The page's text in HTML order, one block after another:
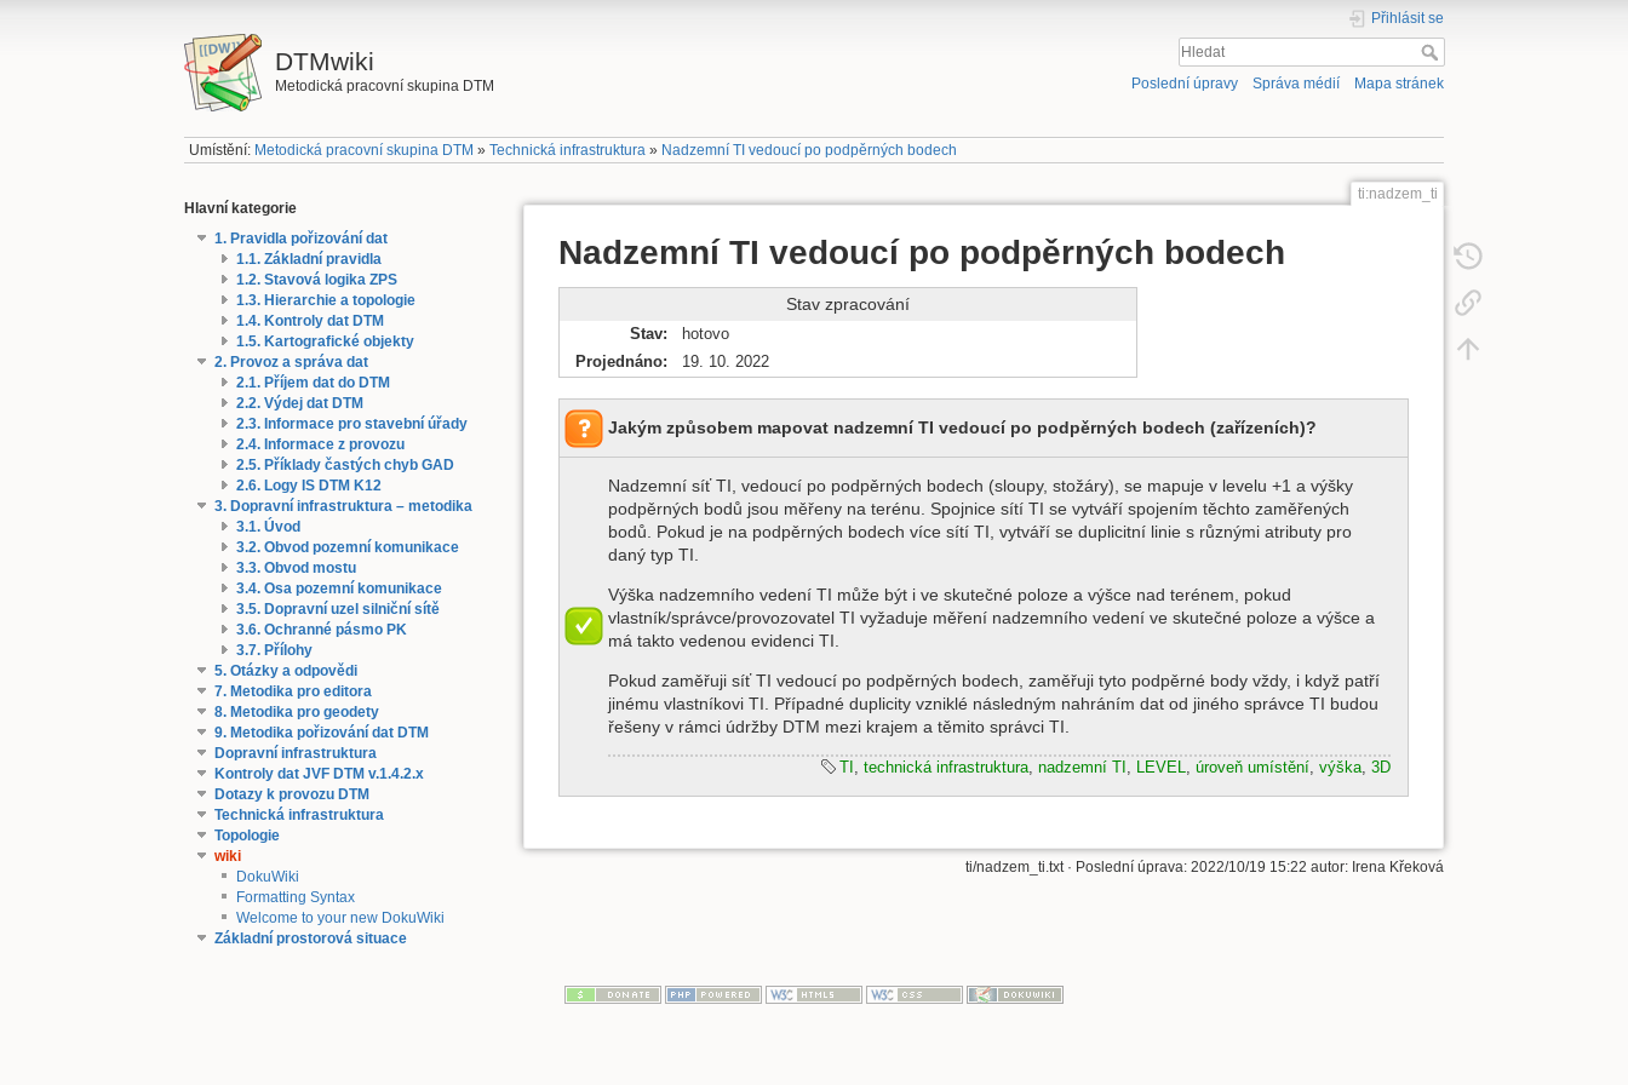
DTMwiki
Metodická pracovní skupina DTM
Přihlásit se
Poslední úpravy Správa médií Mapa stránek
Umístění: Metodická pracovní skupina DTM »Technická infrastruktura » Nadzemní TI vedoucí po podpěrných bodech
Hlavní kategorie
1. Pravidla pořizování dat
1.1. Základní pravidla
1.2. Stavová logika ZPS
1.3. Hierarchie a topologie
1.4. Kontroly dat DTM
1.5. Kartografické objekty
2. Provoz a správa dat
2.1. Příjem dat do DTM
2.2. Výdej dat DTM
2.3. Informace pro stavební úřady
2.4. Informace z provozu
2.5. Příklady častých chyb GAD
2.6. Logy IS DTM K12
3. Dopravní infrastruktura – metodika
3.1. Úvod
3.2. Obvod pozemní komunikace
3.3. Obvod mostu
3.4. Osa pozemní komunikace
3.5. Dopravní uzel silniční sítě
3.6. Ochranné pásmo PK
3.7. Přílohy
5. Otázky a odpovědi
7. Metodika pro editora
8. Metodika pro geodety
9. Metodika pořizování dat DTM
Dopravní infrastruktura
Kontroly dat JVF DTM v.1.4.2.x
Dotazy k provozu DTM
Technická infrastruktura
Topologie
wiki
DokuWiki
Formatting Syntax
Welcome to your new DokuWiki
Základní prostorová situace
ti:nadzem_ti
Nadzemní TI vedoucí po podpěrných bodech
Stav zpracování
Stav
hotovo
Projednáno
19. 10. 2022
Jakým způsobem mapovat nadzemní TI vedoucí po podpěrných bodech (zařízeních)?
Nadzemní síť TI, vedoucí po podpěrných bodech (sloupy, stožáry), se mapuje v levelu +1 a výšky
podpěrných bodů jsou měřeny na terénu. Spojnice sítí TI se vytváří spojením těchto zaměřených
bodů. Pokud je na podpěrných bodech více sítí TI, vytváří se duplicitní linie s různými atributy pro
daný typ TI.
Výška nadzemního vedení TI může být i ve skutečné poloze a výšce nad terénem, pokud
vlastník/správce/provozovatel TI vyžaduje měření nadzemního vedení ve skutečné poloze a výšce a
má takto vedenou evidenci TI.
Pokud zaměřuji síť TI vedoucí po podpěrných bodech, zaměřuji tyto podpěrné body vždy, i když patří
jinému vlastníkovi TI. Případné duplicity vzniklé následným nahráním dat od jiného správce TI budou
řešeny v rámci údržby DTM mezi krajem a těmito správci TI.
TI , technická infrastruktura, nadzemní TI , LEVEL, úroveň umístění, výška, 3D
ti/nadzem_ti.txt· Poslední úprava: 2022/10/19 15:22 autor: Irena Křeková